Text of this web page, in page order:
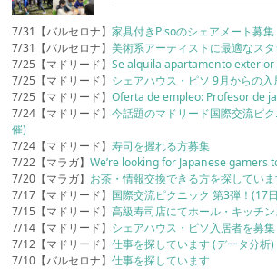
7/31【バルセロナ】家具付きPisoのシェアメート募集
7/31【バルセロナ】美術系アーティストに最適なス
7/25【マドリード】Se alquila apartamento exterior
7/25【マドリード】 シェアハウス・ピソ 9月からの入
7/25【マドリード】Oferta de empleo: Profesor de
7/24【マドリード】今話題のマドリード国際交流ピ
催)
7/24【マドリード】寿司を握れる方募集
7/22【マラガ】We’re looking for Japanese gamers
7/20【マラガ】 お茶・情報交換できる方を探してい
7/17【マドリード】 国際交流ピクニック 第3弾！(17
7/15【マドリード】高級寿司店にてホール・キッチ
7/14【マドリード】 シェアハウス・ピソ入居者を募集
7/12【マドリード】仕事を探しています (データ分析)
7/10【バルセロナ】仕事を探しています